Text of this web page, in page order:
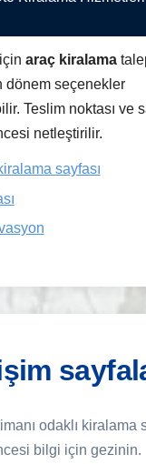
içinaraç kiralama
dönem seçenekler
Teslim noktası ve
netleştirilir.
sayfası
odaklı kiralama
bilgi için gezinin.